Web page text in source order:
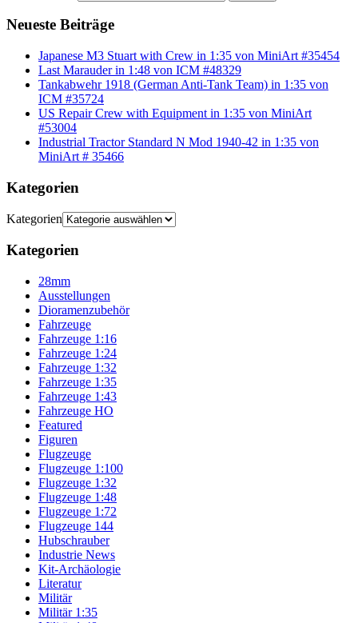
Neueste Beiträge
Japanese M3 Stuart with Crew in 1:35 von MiniArt #35454
Last Marauder in 1:48 von ICM #48329
Tankabwehr 1918 (German Anti-Tank Team) in 1:35 von
ICM #35724
US Repair Crew with Equipment in 1:35 von MiniArt
#53004
Industrial Tractor Standard N Mod 1940-42 in 1:35 von
MiniArt # 35466
Kategorien
Kategorien
Kategorien
28mm
Ausstellungen
Dioramenzubehör
Fahrzeuge
Fahrzeuge 1:16
Fahrzeuge 1:24
Fahrzeuge 1:32
Fahrzeuge 1:35
Fahrzeuge 1:43
Fahrzeuge HO
Featured
Figuren
Flugzeuge
Flugzeuge 1:100
Flugzeuge 1:32
Flugzeuge 1:48
Flugzeuge 1:72
Flugzeuge 144
Hubschrauber
Industrie News
Kit-Archäologie
Literatur
Militär
Militär 1:35